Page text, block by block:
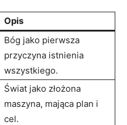
Opis
Bóg jako pierwsza
przyczyna istnienia⁤
wszystkiego.
Świat jako złożona
maszyna, mająca plan i
cel.